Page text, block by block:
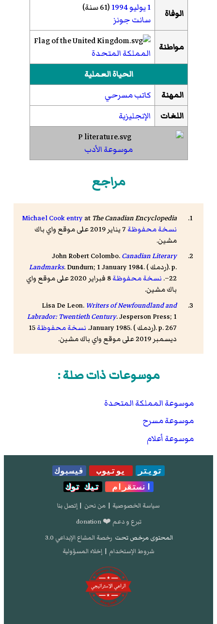
الوفاة 1 يوليو 1994(61 سنة)
سانت جونز
مواطنة
المملكة المتحدة
الحياة العملية
المهنة
كاتب مسرحي
اللغات
الإنجليزية
موسوعة الأدب
مراجع
Michael Cook entryat The Canadian Encyclopedia
نسخة محفوظة
7 يناير 2019 على موقع واي باك
مشين.
John Robert Colombo.Canadian Literary
Landmarks. Dundurn; 1 January 1984. (ردمك). p.
22–.
نسخة محفوظة
8 فبراير 2020 على موقع واي
باك مشين.
Lisa De Leon. Writers of Newfoundland and
Labrador: Twentieth Century. Jesperson Press; 1
January 1985. (ردمك). p. 267. نسخة محفوظة15
ديسمبر 2019 على موقع واي باك مشين.
موسوعات ذات صلة :
موسوعة المملكة المتحدة
موسوعة مسرح
موسوعة أعلام
تويتر يوتيوب
فيسبوك
انستقرام
تيك توك
سياسة الخصوصية | من نحن | إتصل بنا
تبرع و دعم ❤️ donation
المحتوى مرخص تحت رخصة المشاع الإبداعي 3.0
شروط الإستخدام | إخلاء المسؤولية